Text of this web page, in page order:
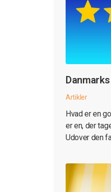
Artikler
Hvad er en
er en, der
Udover den